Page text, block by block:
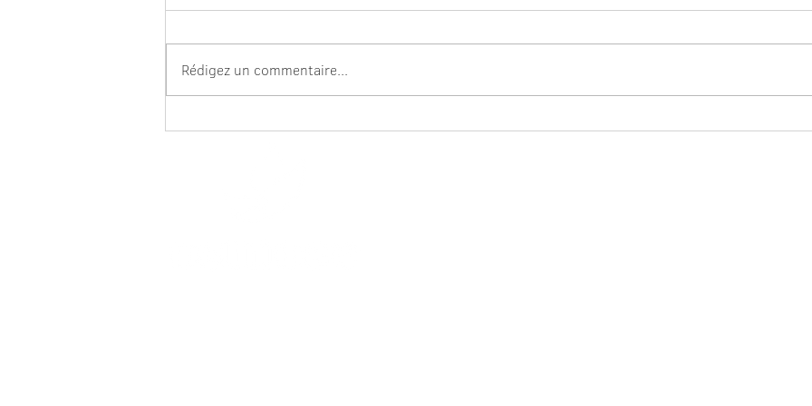
Astuce pour affiner et
Prendre soin de soi, c'est quoi
Rédigez un commentaire...